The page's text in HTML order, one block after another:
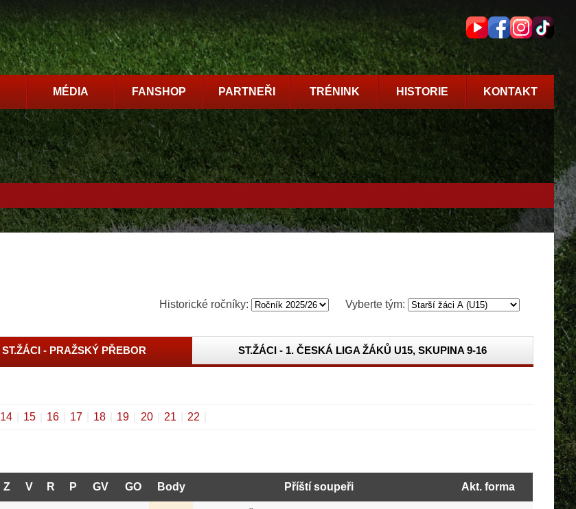
MÉDIA FANSHOP PARTNEŘI TRÉNINK HISTORIE KONTAKT
Historické ročníky: Vyberte tým:
ST.ŽÁCI - PRAŽSKÝ PŘEBOR ST.ŽÁCI - 1. ČESKÁ LIGA ŽÁKŮ U15, SKUPINA 9-16
14 15 16 17 18 19 20 21 22
Z V R P GV GO Body Příští soupeři Akt. forma